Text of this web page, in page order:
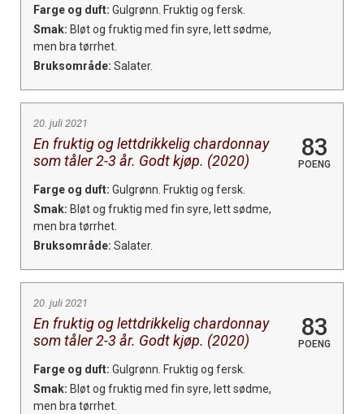
Farge og duft: Gulgrønn. Fruktig og fersk.
Smak: Bløt og fruktig med fin syre, lett sødme,
men bra tørrhet.
Bruksområde: Salater.
20. juli 2021
En fruktig og lettdrikkelig chardonnay
som tåler 2-3 år. Godt kjøp. (2020)
83
POENG
Farge og duft: Gulgrønn. Fruktig og fersk.
Smak: Bløt og fruktig med fin syre, lett sødme,
men bra tørrhet.
Bruksområde: Salater.
20. juli 2021
En fruktig og lettdrikkelig chardonnay
som tåler 2-3 år. Godt kjøp. (2020)
83
POENG
Farge og duft: Gulgrønn. Fruktig og fersk.
Smak: Bløt og fruktig med fin syre, lett sødme,
men bra tørrhet.